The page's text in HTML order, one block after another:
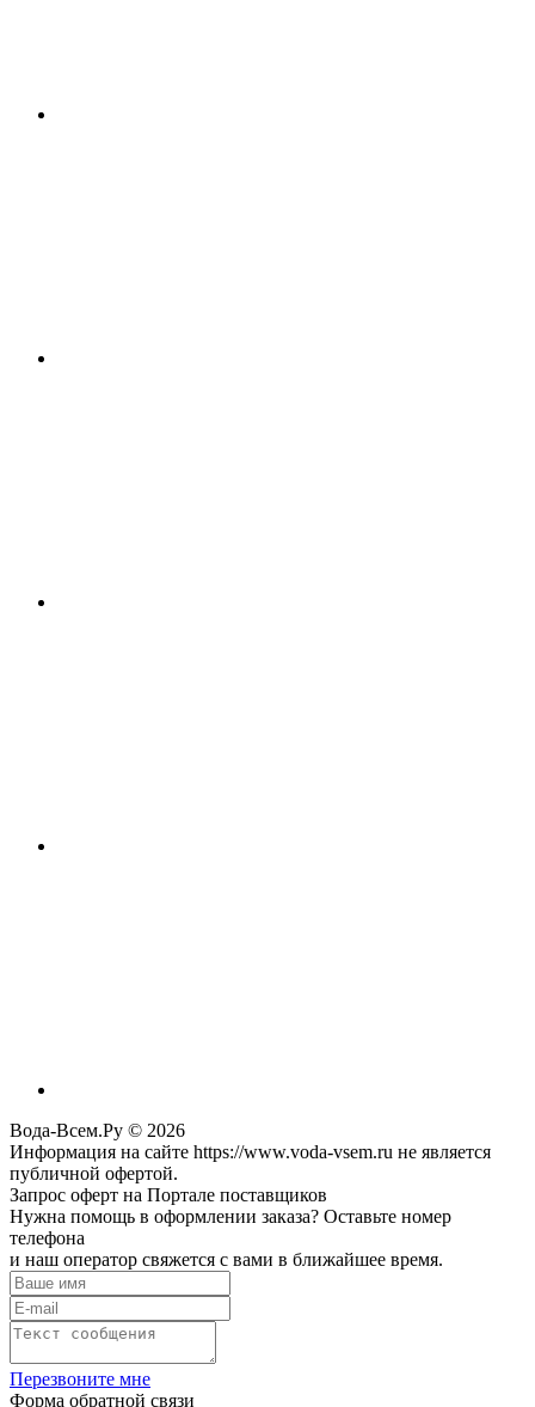
Вода-Всем.Ру © 2026
Информация на сайте https://www.voda-vsem.ru не является
публичной офертой.
Запрос оферт на Портале поставщиков
Нужна помощь в оформлении заказа? Оставьте номер
телефона
и наш оператор свяжется с вами в ближайшее время.
Перезвоните мне
Форма обратной связи